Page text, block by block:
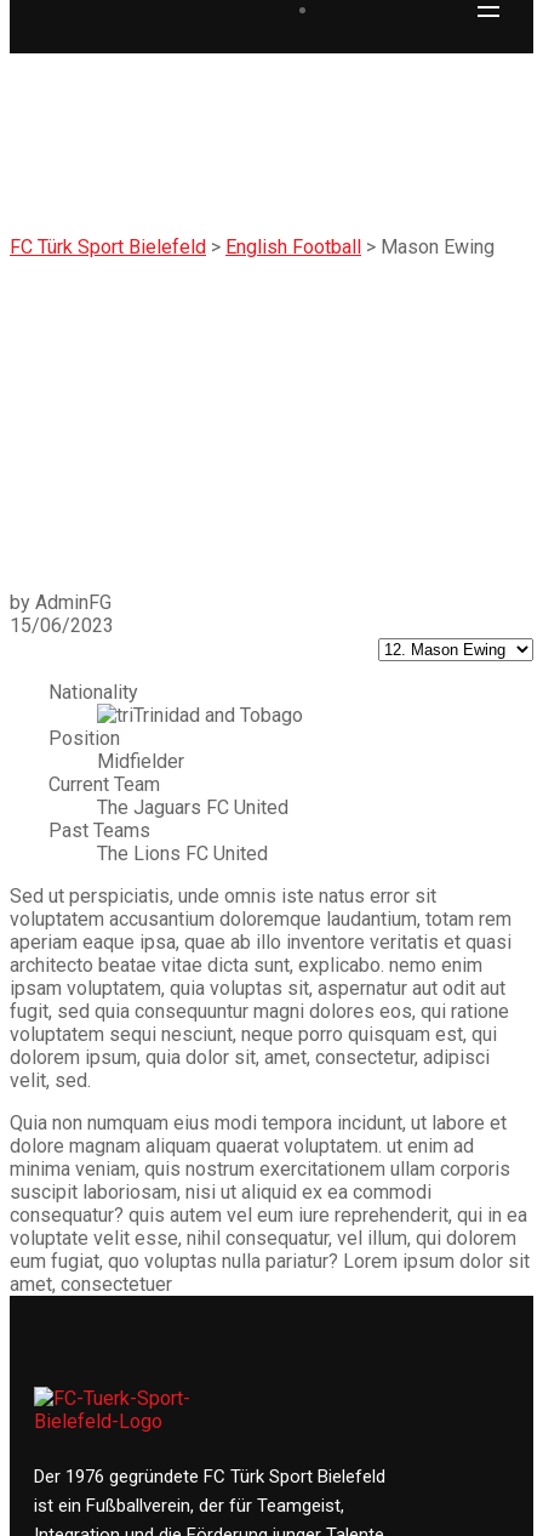
FC Türk Sport Bielefeld > English Football > Mason Ewing
by AdminFG
15/06/2023
Nationality
Trinidad and Tobago
Position
Midfielder
Current Team
The Jaguars FC United
Past Teams
The Lions FC United
Sed ut perspiciatis, unde omnis iste natus error sit
voluptatem accusantium doloremque laudantium, totam rem
aperiam eaque ipsa, quae ab illo inventore veritatis et quasi
architecto beatae vitae dicta sunt, explicabo. nemo enim
ipsam voluptatem, quia voluptas sit, aspernatur aut odit aut
fugit, sed quia consequuntur magni dolores eos, qui ratione
voluptatem sequi nesciunt, neque porro quisquam est, qui
dolorem ipsum, quia dolor sit, amet, consectetur, adipisci
velit, sed.
Quia non numquam eius modi tempora incidunt, ut labore et
dolore magnam aliquam quaerat voluptatem. ut enim ad
minima veniam, quis nostrum exercitationem ullam corporis
suscipit laboriosam, nisi ut aliquid ex ea commodi
consequatur? quis autem vel eum iure reprehenderit, qui in ea
voluptate velit esse, nihil consequatur, vel illum, qui dolorem
eum fugiat, quo voluptas nulla pariatur? Lorem ipsum dolor sit
amet, consectetuer
Der 1976 gegründete FC Türk Sport Bielefeld
ist ein Fußballverein, der für Teamgeist,